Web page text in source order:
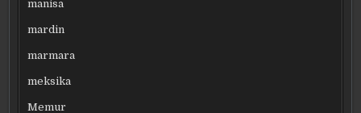
manisa
mardin
marmara
meksika
Memur